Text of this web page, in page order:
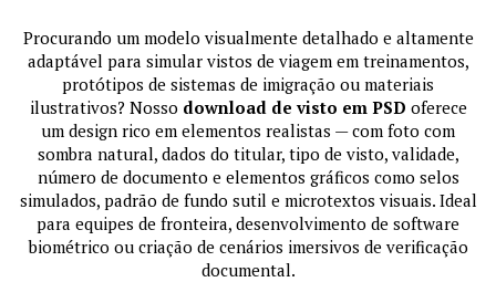
Procurando um modelo visualmente detalhado e altamente
adaptável para simular vistos de viagem em treinamentos,
protótipos de sistemas de imigração ou materiais
ilustrativos? Nosso download de visto em PSD oferece
um design rico em elementos realistas — com foto com
sombra natural, dados do titular, tipo de visto, validade,
número de documento e elementos gráficos como selos
simulados, padrão de fundo sutil e microtextos visuais. Ideal
para equipes de fronteira, desenvolvimento de software
biométrico ou criação de cenários imersivos de verificação
documental.